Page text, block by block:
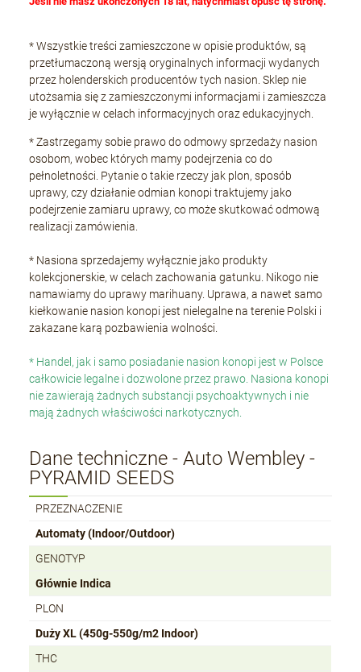
* Wszystkie treści zamieszczone w opisie produktów, są
przetłumaczoną wersją oryginalnych informacji wydanych
przez holenderskich producentów tych nasion. Sklep nie
utożsamia się z zamieszczonymi informacjami i zamieszcza
je wyłącznie w celach informacyjnych oraz edukacyjnych.
* Zastrzegamy sobie prawo do odmowy sprzedaży nasion
osobom, wobec których mamy podejrzenia co do
pełnoletności. Pytanie o takie rzeczy jak plon, sposób
uprawy, czy działanie odmian konopi traktujemy jako
podejrzenie zamiaru uprawy, co może skutkować odmową
realizacji zamówienia.
* Nasiona sprzedajemy wyłącznie jako produkty
kolekcjonerskie, w celach zachowania gatunku. Nikogo nie
namawiamy do uprawy marihuany. Uprawa, a nawet samo
kiełkowanie nasion konopi jest nielegalne na terenie Polski i
zakazane karą pozbawienia wolności.
* Handel, jak i samo posiadanie nasion konopi jest w Polsce
całkowicie legalne i dozwolone przez prawo. Nasiona konopi
nie zawierają żadnych substancji psychoaktywnych i nie
mają żadnych właściwości narkotycznych.
Dane techniczne - Auto Wembley -
PYRAMID SEEDS
PRZEZNACZENIE
Automaty (Indoor/Outdoor)
GENOTYP
Głównie Indica
PLON
Duży XL (450g-550g/m2 Indoor)
THC